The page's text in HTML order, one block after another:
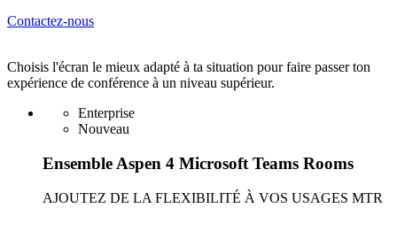
Contactez-nous
Choisis l'écran le mieux adapté à ta situation pour faire passer ton
expérience de conférence à un niveau supérieur.
Enterprise
Nouveau
Ensemble Aspen 4 Microsoft Teams Rooms
AJOUTEZ DE LA FLEXIBILITÉ À VOS USAGES MTR